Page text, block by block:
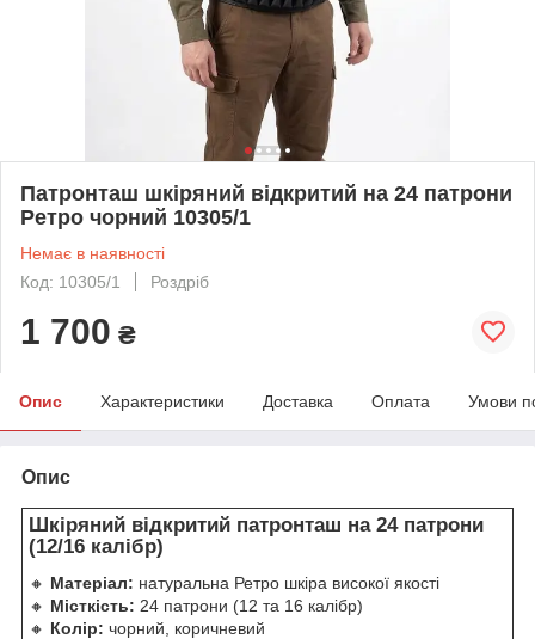
Патронташ шкіряний відкритий на 24 патрони
Ретро чорний 10305/1
Немає в наявності
Код: 10305/1
Роздріб
1 700 ₴
Опис Характеристики Доставка Оплата Умови
Опис
Шкіряний відкритий патронташ на 24 патрони
(12/16 калібр)
🔸 Матеріал: натуральна Ретро шкіра високої якості
🔸 Місткість: 24 патрони (12 та 16 калібр)
🔸 Колір: чорний, коричневий